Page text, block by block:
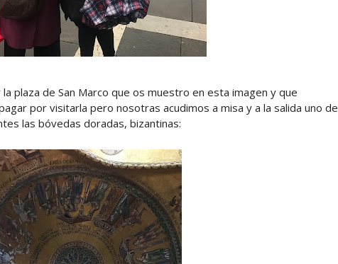
plaza de San Marco que os muestro en esta imagen y que
por visitarla pero nosotras acudimos a misa y a la salida uno de
las bóvedas doradas, bizantinas: